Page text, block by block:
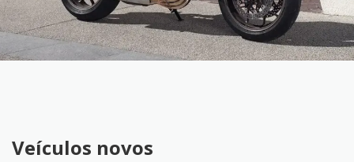
Veículos novos